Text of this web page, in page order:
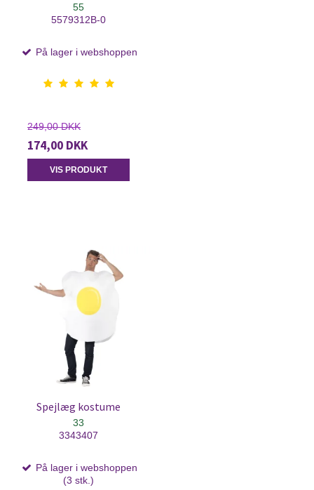
55
5579312B-0
På lager i webshoppen
249,00 DKK
174,00 DKK
VIS PRODUKT
Spejlæg kostume
33
3343407
På lager i webshoppen
(3 stk.)